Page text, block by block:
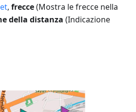
, frecce(Mostra le frecce nella
della distanza (Indicazione